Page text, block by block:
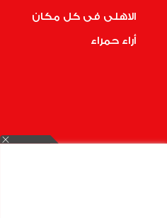
الاهلى فى كل مكان
أراء حمراء